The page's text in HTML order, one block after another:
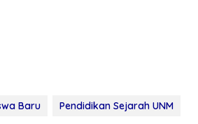
Baru
Pendidikan Sejarah UNM